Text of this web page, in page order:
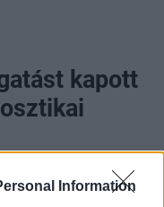
Information
kapott